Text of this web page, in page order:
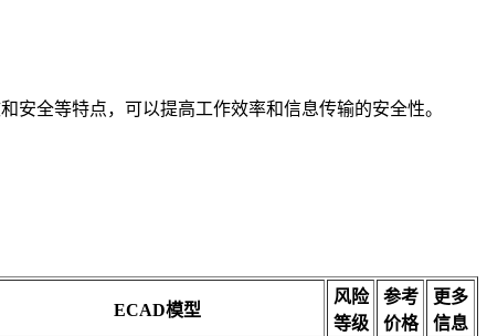
全等特点，可以提高工作效率和信息传输的安全性。
ECAD模型
风险
等级
参考
价格
更多
信息